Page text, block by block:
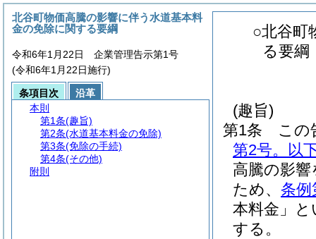
○北谷町
る要綱
(趣旨)
第1条
この
第2号。以
高騰の影
ため、 条例
本料金」と
する。
北谷町物価高騰の影響に伴う水道基本料
金の免除に関する要綱
令和6年1月22日 企業管理告示第1号
(令和6年1月22日施行)
条項目次
沿革
本則
第1条(趣旨)
第2条(水道基本料金の免除)
第3条(免除の手続)
第4条(その他)
附則